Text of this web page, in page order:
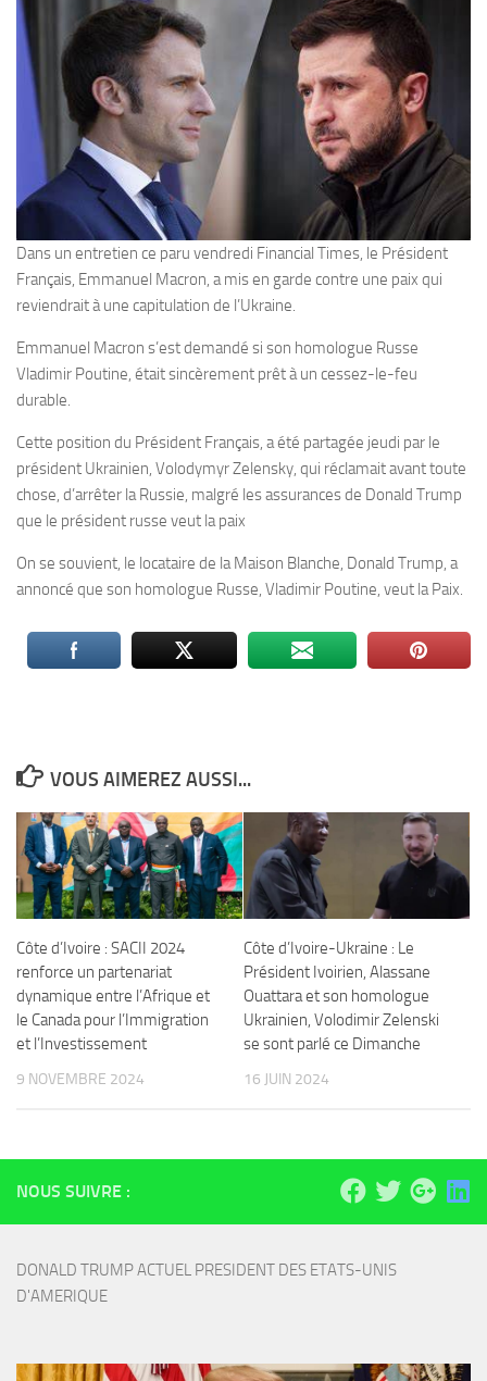
Dans un entretien ce paru vendredi Financial Times, le Président
Français, Emmanuel Macron, a mis en garde contre une paix qui
reviendrait à une capitulation de l’Ukraine.
Emmanuel Macron s’est demandé si son homologue Russe
Vladimir Poutine, était sincèrement prêt à un cessez-le-feu
durable.
Cette position du Président Français, a été partagée jeudi par le
président Ukrainien, Volodymyr Zelensky, qui réclamait avant toute
chose, d’arrêter la Russie, malgré les assurances de Donald Trump
que le président russe veut la paix
On se souvient, le locataire de la Maison Blanche, Donald Trump, a
annoncé que son homologue Russe, Vladimir Poutine, veut la Paix.
VOUS AIMEREZ AUSSI...
Côte d’Ivoire : SACII 2024
renforce un partenariat
dynamique entre l’Afrique et
le Canada pour l’Immigration
et l’Investissement
9 NOVEMBRE 2024
Côte d’Ivoire-Ukraine : Le
Président Ivoirien, Alassane
Ouattara et son homologue
Ukrainien, Volodimir Zelenski
se sont parlé ce Dimanche
16 JUIN 2024
NOUS SUIVRE :
DONALD TRUMP ACTUEL PRESIDENT DES ETATS-UNIS
D'AMERIQUE